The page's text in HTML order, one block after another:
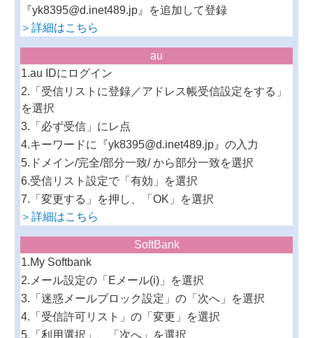
『yk8395@d.inet489.jp』を追加して登録
＞詳細はこちら
au
1.au IDにログイン
2.「受信リストに登録／アドレス帳受信設定をする」
を選択
3.「必ず受信」にレ点
4.キーワードに『yk8395@d.inet489.jp』の入力
5.ドメイン/完全/部分一致/ から部分一致を選択
6.受信リスト設定で「有効」を選択
7.「変更する」を押し、「OK」を選択
＞詳細はこちら
SoftBank
1.My Softbank
2.メール設定の「Eメール(i)」を選択
3.「迷惑メールブロック設定」の「次へ」を選択
4.「受信許可リスト」の「変更」を選択
5.「利用選択」、「次へ」を選択